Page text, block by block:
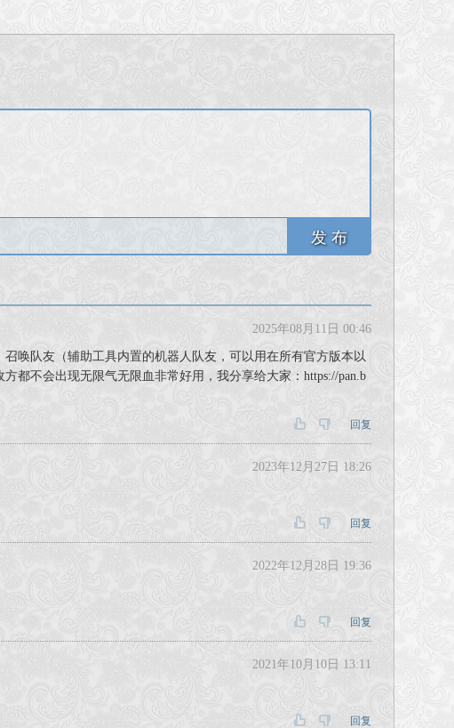
发 布
2025年08月11日 00:46
唤队友（辅助工具内置的机器人队友，可以用在所有官方版本以
都不会出现无限气无限血非常好用，我分享给大家：https://pan.b
回复
2023年12月27日 18:26
回复
2022年12月28日 19:36
回复
2021年10月10日 13:11
回复